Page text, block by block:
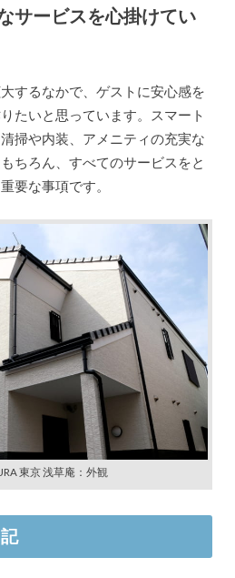
サービスを心掛けてい
するなかで、ゲストに安心感を
たいと思っています。スマート
掃や内装、アメニティの充実な
ちろん、すべてのサービスをと
要な事項です。
東京 浅草庵：外観